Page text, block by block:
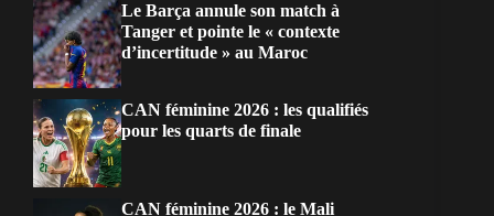
Le Barça annule son match à
Tanger et pointe le « contexte
d’incertitude » au Maroc
CAN féminine 2026 : les qualifiés
pour les quarts de finale
CAN féminine 2026 : le Mali